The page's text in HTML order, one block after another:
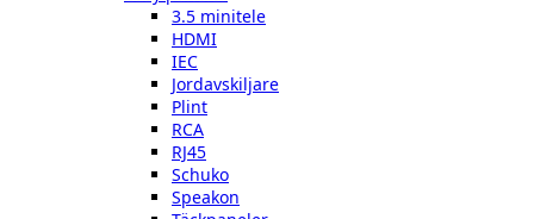
3.5 minitele
HDMI
IEC
Jordavskiljare
Plint
RCA
RJ45
Schuko
Speakon